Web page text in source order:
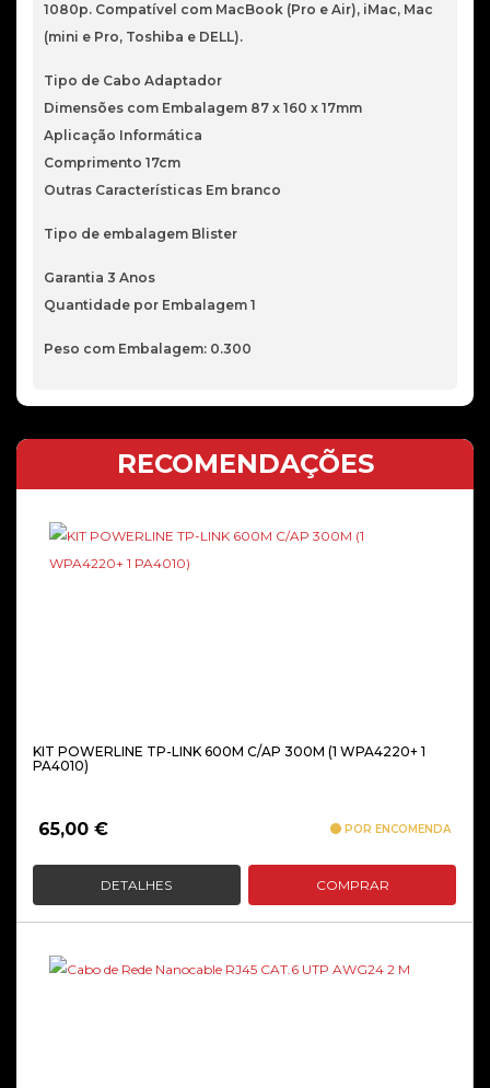
1080p. Compatível com MacBook (Pro e Air), iMac, Mac
(mini e Pro, Toshiba e DELL).
Tipo de Cabo Adaptador
Dimensões com Embalagem 87 x 160 x 17mm
Aplicação Informática
Comprimento 17cm
Outras Características Em branco
Tipo de embalagem Blister
Garantia 3 Anos
Quantidade por Embalagem 1
Peso com Embalagem: 0.300
RECOMENDAÇÕES
KIT POWERLINE TP-LINK 600M C/AP 300M (1 WPA4220+ 1
PA4010)
65,00 € POR ENCOMENDA
DETALHES COMPRAR